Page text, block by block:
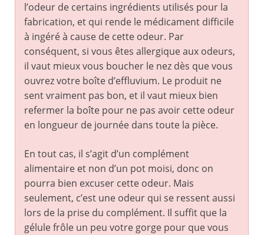
l’odeur de certains ingrédients utilisés pour la
fabrication, et qui rende le médicament difficile
à ingéré à cause de cette odeur. Par
conséquent, si vous êtes allergique aux odeurs,
il vaut mieux vous boucher le nez dès que vous
ouvrez votre boîte d’effluvium. Le produit ne
sent vraiment pas bon, et il vaut mieux bien
refermer la boîte pour ne pas avoir cette odeur
en longueur de journée dans toute la pièce.
En tout cas, il s’agit d’un complément
alimentaire et non d’un pot moisi, donc on
pourra bien excuser cette odeur. Mais
seulement, c’est une odeur qui se ressent aussi
lors de la prise du complément. Il suffit que la
gélule frôle un peu votre gorge pour que vous